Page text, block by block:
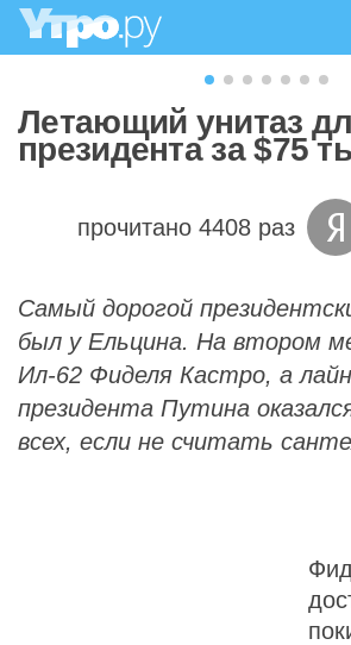
Летающий унитаз
президента за $75
прочитано 4408 раз
Самый дорогой
был у Ельцина. На втором
Ил-62 Фиделя Кастро, а
президента Путина
всех, если не считать